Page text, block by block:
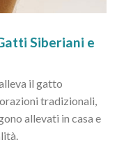
Siberiani e
il gatto
tradizionali,
allevati in casa e